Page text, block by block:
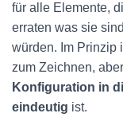
für alle Elemente,
erraten was sie
würden. Im Prinzip
zum Zeichnen,
Konfiguration in
eindeutig ist.